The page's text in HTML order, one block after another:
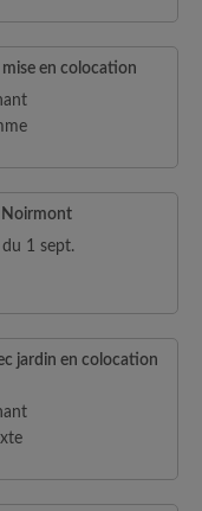
en colocation
Noirmont
1 sept.
jardin en colocation